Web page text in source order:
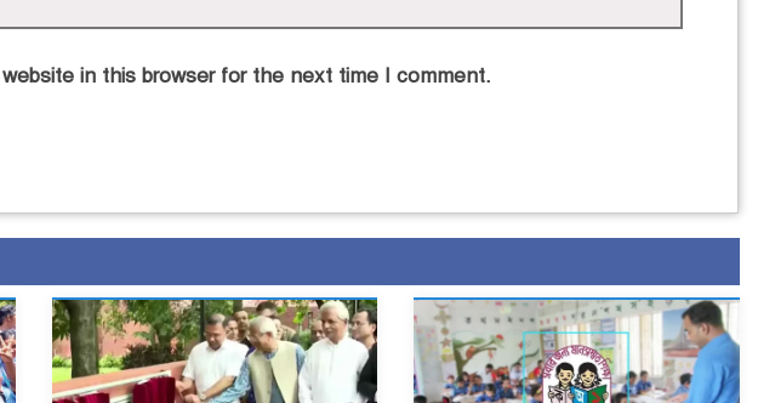
in this browser for the next time I comment.